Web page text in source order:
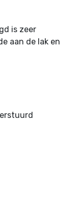
is zeer
aan de lak en